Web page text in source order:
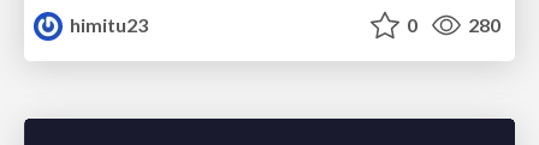
himitu23
0 280